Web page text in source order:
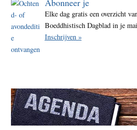
Elke dag gratis een overzicht
Boeddhistisch Dagblad in je
Inschrijven »